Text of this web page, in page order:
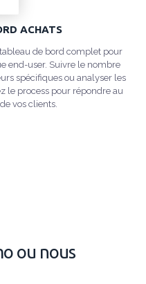
ACHATS
de bord complet pour
end-user. Suivre le nombre
spécifiques ou analyser les
le process pour répondre au
vos clients.
ou nous